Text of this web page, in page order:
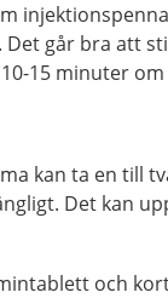
går bra att
15 minuter
kan ta en till
Det kan
och